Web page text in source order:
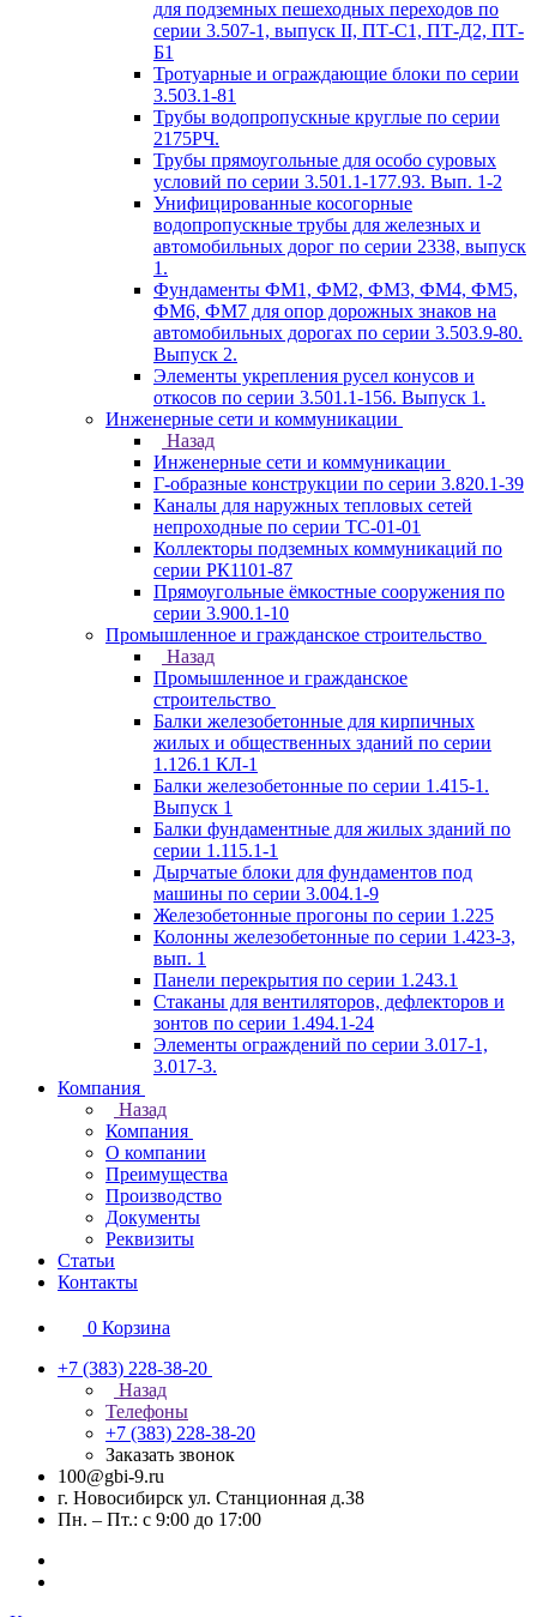
для подземных пешеходных переходов по
серии 3.507-1, выпуск II, ПТ-С1, ПТ-Д2, ПТ-
Б1
Тротуарные и ограждающие блоки по серии
3.503.1-81
Трубы водопропускные круглые по серии
2175РЧ.
Трубы прямоугольные для особо суровых
условий по серии 3.501.1-177.93. Вып. 1-2
Унифицированные косогорные
водопропускные трубы для железных и
автомобильных дорог по серии 2338, выпуск
1.
Фундаменты ФМ1, ФМ2, ФМ3, ФМ4, ФМ5,
ФМ6, ФМ7 для опор дорожных знаков на
автомобильных дорогах по серии 3.503.9-80.
Выпуск 2.
Элементы укрепления русел конусов и
откосов по серии 3.501.1-156. Выпуск 1.
Инженерные сети и коммуникации
Назад
Инженерные сети и коммуникации
Г-образные конструкции по серии 3.820.1-39
Каналы для наружных тепловых сетей
непроходные по серии ТС-01-01
Коллекторы подземных коммуникаций по
серии РК1101-87
Прямоугольные ёмкостные сооружения по
серии 3.900.1-10
Промышленное и гражданское строительство
Назад
Промышленное и гражданское
строительство
Балки железобетонные для кирпичных
жилых и общественных зданий по серии
1.126.1 КЛ-1
Балки железобетонные по серии 1.415-1.
Выпуск 1
Балки фундаментные для жилых зданий по
серии 1.115.1-1
Дырчатые блоки для фундаментов под
машины по серии 3.004.1-9
Железобетонные прогоны по серии 1.225
Колонны железобетонные по серии 1.423-3,
вып. 1
Панели перекрытия по серии 1.243.1
Стаканы для вентиляторов, дефлекторов и
зонтов по серии 1.494.1-24
Элементы ограждений по серии 3.017-1,
3.017-3.
Компания
Назад
Компания
О компании
Преимущества
Производство
Документы
Реквизиты
Статьи
Контакты
0 Корзина
+7 (383) 228-38-20
Назад
Телефоны
+7 (383) 228-38-20
Заказать звонок
100@gbi-9.ru
г. Новосибирск ул. Станционная д.38
Пн. – Пт.: с 9:00 до 17:00